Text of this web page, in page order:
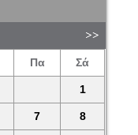
Πα Σά
1
7 8